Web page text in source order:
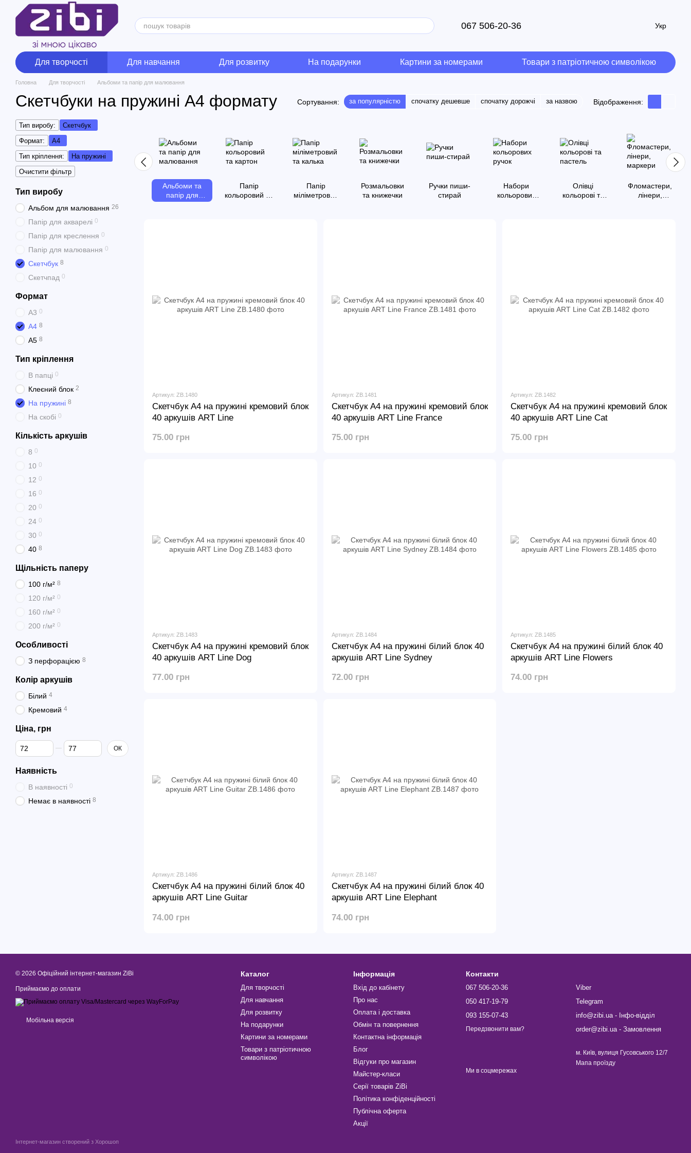
Перейти до основного контенту
067 506-20-36 Укр
Для творчості Для навчання Для розвитку На подарунки Картини за номерами Товари з патріотичною символікою
Головна Для творчості Альбоми та папір для малювання
Скетчбуки на пружині А4 формату Сортування: за популярністю спочатку дешевше спочатку дорожчі за назвою Відображення:
Альбоми та
папір для
малювання
Папір
кольоровий та
Папір
міліметровий
Розмальовки
та книжечки
Ручки пиши-
стирай
Набори
кольорових
Олівці
кольорові та
Фломастери,
лінери,
Артикул: ZB.1480
Скетчбук А4 на пружині кремовий блок
40 аркушів ART Line
75.00 грн
Артикул: ZB.1481
Скетчбук А4 на пружині кремовий блок
40 аркушів ART Line France
75.00 грн
Артикул: ZB.1482
Скетчбук А4 на пружині кремовий блок
40 аркушів ART Line Cat
75.00 грн
Артикул: ZB.1483
Скетчбук А4 на пружині кремовий блок
40 аркушів ART Line Dog
77.00 грн
Артикул: ZB.1484
Скетчбук А4 на пружині білий блок 40
аркушів ART Line Sydney
72.00 грн
Артикул: ZB.1485
Скетчбук А4 на пружині білий блок 40
аркушів ART Line Flowers
74.00 грн
Артикул: ZB.1486
Скетчбук А4 на пружині білий блок 40
аркушів ART Line Guitar
74.00 грн
Артикул: ZB.1487
Скетчбук А4 на пружині білий блок 40
аркушів ART Line Elephant
74.00 грн
Тип виробу:
Скетчбук
Формат:
А4
Тип кріплення:
На пружині
Очистити фільтр
Тип виробу
Альбом для малювання 26
Папір для акварелі 0
Папір для креслення 0
Папір для малювання 0
Скетчбук 8
Скетчпад 0
Формат
А3 0
А4 8
А5 8
Тип кріплення
В папці 0
Клеєний блок 2
На пружині 8
На скобі 0
Кількість аркушів
8 0
10 0
12 0
16 0
20 0
24 0
30 0
40 8
Щільність паперу
100 г/м² 8
120 г/м² 0
160 г/м² 0
200 г/м² 0
Особливості
З перфорацією 8
Колір аркушів
Білий 4
Кремовий 4
Ціна, грн
Від Ціна, грн
До Ціна, грн ОК
Наявність
В наявності 0
Немає в наявності 8
© 2026 Офіційний інтернет-магазин ZiBi
Приймаємо до оплати
Мобільна версія
Інтернет-магазин створений з Хорошоп
Каталог
Для творчості
Для навчання
Для розвитку
На подарунки
Картини за номерами
Товари з патріотичною
символікою
Інформація
Вхід до кабінету
Про нас
Оплата і доставка
Обмін та повернення
Контактна інформація
Блог
Відгуки про магазин
Майстер-класи
Серії товарів ZiBi
Політика конфіденційності
Публічна оферта
Акції
Контакти
067 506-20-36
050 417-19-79
093 155-07-43
Передзвонити вам?
Viber
Telegram
info@zibi.ua - Інфо-відділ
order@zibi.ua - Замовлення
м. Київ, вулиця Гусовського 12/7
Мапа проїзду
Ми в соцмережах